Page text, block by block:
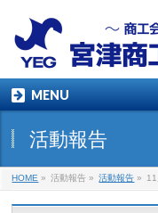
MENU
活動報告
HOME » 活動報告 » 活動報告 »